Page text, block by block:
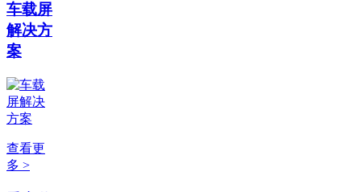
车载屏
解决方
案
查看更
多 >